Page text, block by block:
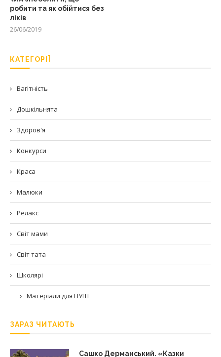
робити та як обійтися без
ліків
26/06/2019
КАТЕГОРІЇ
Вагітність
Дошкільнята
Здоров'я
Конкурси
Краса
Малюки
Релакс
Світ мами
Світ тата
Школярі
Матеріали для НУШ
ЗАРАЗ ЧИТАЮТЬ
Сашко Дерманський. «Казки